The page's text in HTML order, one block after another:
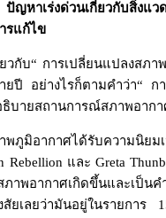
าเร่งด่วนเกี่ยวกับสิ่งแว
รแก้ไข
วกับ“ การเปลี่ยนแปลงสภา
ยปี อย่างไรก็ตามคำว่า“ ก
ธิบายสถานการณ์สภาพอาก
พภูมิอากาศได้รับความนิยม
Rebellion และ Greta
ภาพอากาศเกิดขึ้นและเป็น
สัยเลยว่ามันอยู่ในรายการ